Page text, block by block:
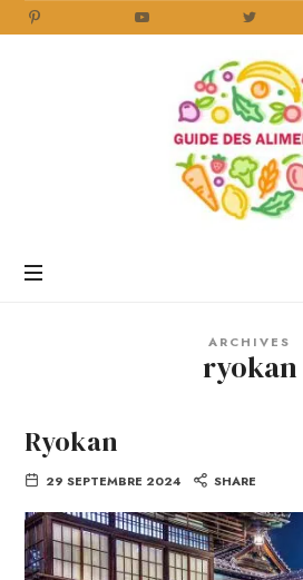
Aliments
ARCHIVES
ryokan
Ryokan
29 SEPTEMBRE 2024 SHARE